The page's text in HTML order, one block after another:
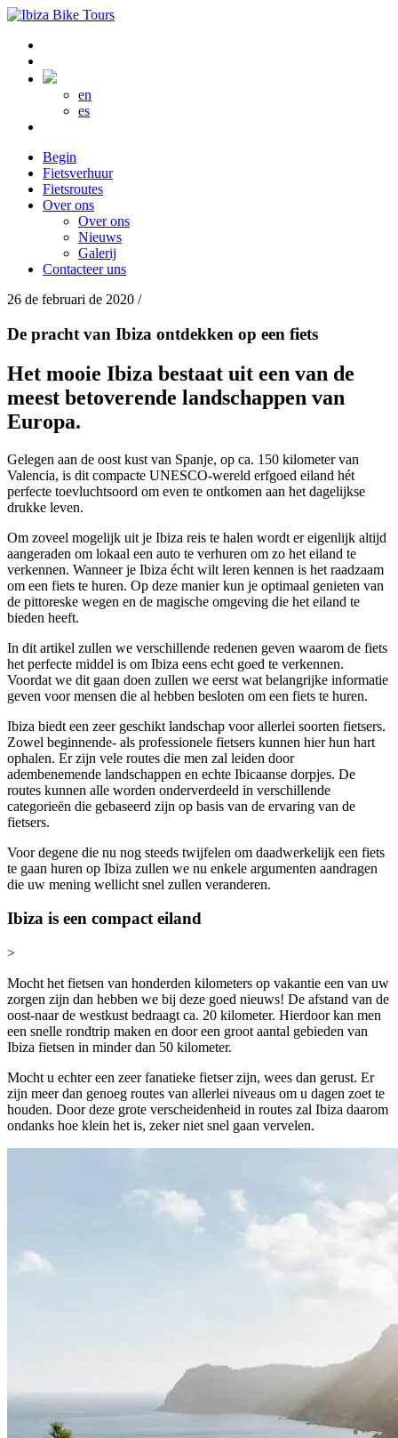
en
es
Begin
Fietsverhuur
Fietsroutes
Over ons
Over ons
Nieuws
Galerij
Contacteer uns
26 de februari de 2020 /
De pracht van Ibiza ontdekken op een fiets
Het mooie Ibiza bestaat uit een van de
meest betoverende landschappen van
Europa.
Gelegen aan de oost kust van Spanje, op ca. 150 kilometer van
Valencia, is dit compacte UNESCO-wereld erfgoed eiland hét
perfecte toevluchtsoord om even te ontkomen aan het dagelijkse
drukke leven.
Om zoveel mogelijk uit je Ibiza reis te halen wordt er eigenlijk altijd
aangeraden om lokaal een auto te verhuren om zo het eiland te
verkennen. Wanneer je Ibiza écht wilt leren kennen is het raadzaam
om een fiets te huren. Op deze manier kun je optimaal genieten van
de pittoreske wegen en de magische omgeving die het eiland te
bieden heeft.
In dit artikel zullen we verschillende redenen geven waarom de fiets
het perfecte middel is om Ibiza eens echt goed te verkennen.
Voordat we dit gaan doen zullen we eerst wat belangrijke informatie
geven voor mensen die al hebben besloten om een fiets te huren.
Ibiza biedt een zeer geschikt landschap voor allerlei soorten fietsers.
Zowel beginnende- als professionele fietsers kunnen hier hun hart
ophalen. Er zijn vele routes die men zal leiden door
adembenemende landschappen en echte Ibicaanse dorpjes. De
routes kunnen alle worden onderverdeeld in verschillende
categorieën die gebaseerd zijn op basis van de ervaring van de
fietsers.
Voor degene die nu nog steeds twijfelen om daadwerkelijk een fiets
te gaan huren op Ibiza zullen we nu enkele argumenten aandragen
die uw mening wellicht snel zullen veranderen.
Ibiza is een compact eiland
>
Mocht het fietsen van honderden kilometers op vakantie een van uw
zorgen zijn dan hebben we bij deze goed nieuws! De afstand van de
oost-naar de westkust bedraagt ca. 20 kilometer. Hierdoor kan men
een snelle rondtrip maken en door een groot aantal gebieden van
Ibiza fietsen in minder dan 50 kilometer.
Mocht u echter een zeer fanatieke fietser zijn, wees dan gerust. Er
zijn meer dan genoeg routes van allerlei niveaus om u dagen zoet te
houden. Door deze grote verscheidenheid in routes zal Ibiza daarom
ondanks hoe klein het is, zeker niet snel gaan vervelen.